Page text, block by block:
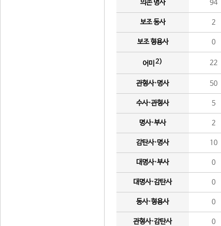
의존 명사 94
보조 동사 2
보조 형용사 0
어미 2) 22
관형사·명사 50
수사·관형사 5
명사·부사 2
감탄사·명사 10
대명사·부사 0
대명사·감탄사 0
동사·형용사 0
관형사·감탄사 0